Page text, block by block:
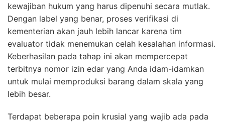
kewajiban hukum yang harus dipenuhi secara mutlak.
Dengan label yang benar, proses verifikasi di
kementerian akan jauh lebih lancar karena tim
evaluator tidak menemukan celah kesalahan informasi.
Keberhasilan pada tahap ini akan mempercepat
terbitnya nomor izin edar yang Anda idam-idamkan
untuk mulai memproduksi barang dalam skala yang
lebih besar.
Terdapat beberapa poin krusial yang wajib ada pada